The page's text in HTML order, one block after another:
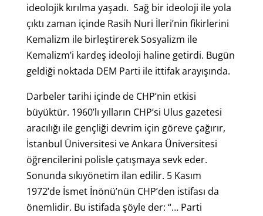
ideolojik kırılma yaşadı. Sağ bir ideoloji ile yola
çıktı zaman içinde Rasih Nuri İleri’nin fikirlerini
Kemalizm ile birleştirerek Sosyalizm ile
Kemalizm’i kardeş ideoloji haline getirdi. Bugün
geldiği noktada DEM Parti ile ittifak arayışında.
Darbeler tarihi içinde de CHP’nin etkisi
büyüktür. 1960’lı yılların CHP’si Ulus gazetesi
aracılığı ile gençliği devrim için göreve çağırır,
İstanbul Üniversitesi ve Ankara Üniversitesi
öğrencilerini polisle çatışmaya sevk eder.
Sonunda sıkıyönetim ilan edilir. 5 Kasım
1972’de İsmet İnönü’nün CHP’den istifası da
önemlidir. Bu istifada şöyle der: “… Parti